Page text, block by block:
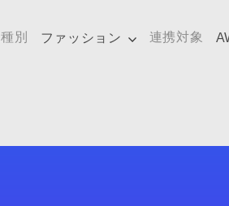
別 ファッション 連携対象